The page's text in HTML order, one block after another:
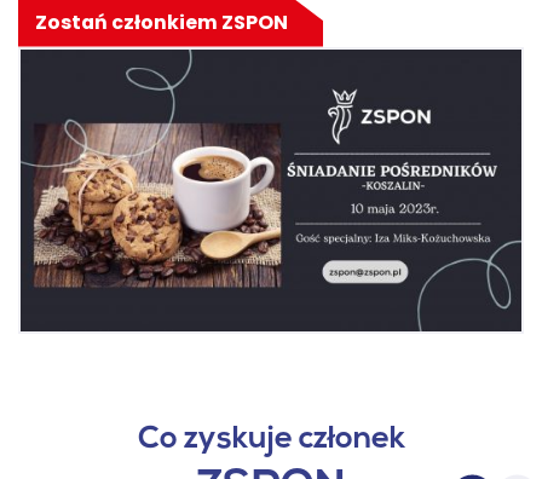
Zostań członkiem ZSPON
Co zyskuje członek